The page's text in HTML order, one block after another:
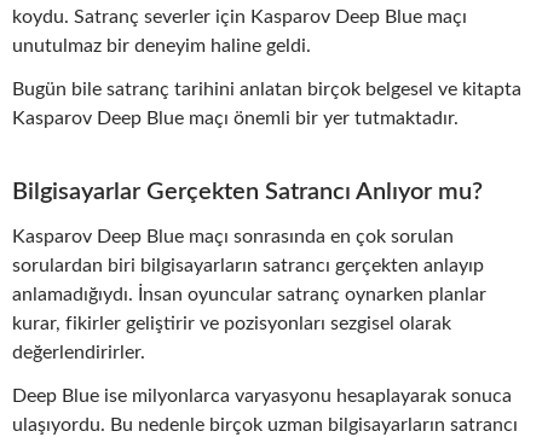
koydu. Satranç severler için Kasparov Deep Blue maçı
unutulmaz bir deneyim haline geldi.
Bugün bile satranç tarihini anlatan birçok belgesel ve kitapta
Kasparov Deep Blue maçı önemli bir yer tutmaktadır.
Bilgisayarlar Gerçekten Satrancı Anlıyor mu?
Kasparov Deep Blue maçı sonrasında en çok sorulan
sorulardan biri bilgisayarların satrancı gerçekten anlayıp
anlamadığıydı. İnsan oyuncular satranç oynarken planlar
kurar, fikirler geliştirir ve pozisyonları sezgisel olarak
değerlendirirler.
Deep Blue ise milyonlarca varyasyonu hesaplayarak sonuca
ulaşıyordu. Bu nedenle birçok uzman bilgisayarların satrancı